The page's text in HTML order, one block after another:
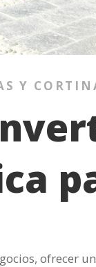
Y
ofrecer